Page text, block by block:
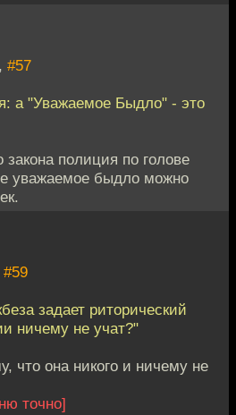
#57
а "Уважаемое Быдло" - это
закона полиция по голове
уважаемое быдло можно
#59
задает риторический
ничему не учат?"
что она никого и ничему не
точно]